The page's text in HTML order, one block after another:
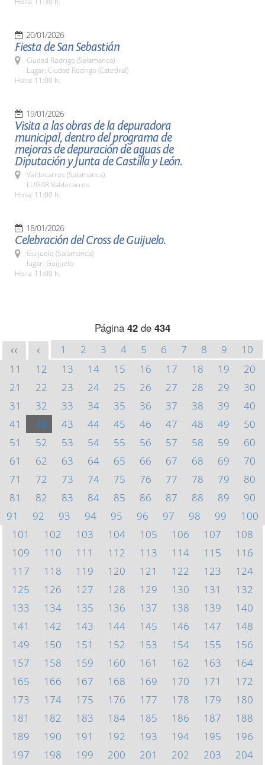
20/01/2026
Fiesta de San Sebastián
Ciudad Rodrigo (Salamanca)
Lugar: Ciudad Rodrigo (Catedral)
Hora: 11:00 h.
19/01/2026
Visita a las obras de la depuradora
municipal, dentro del programa de
mejoras de depuración de aguas de
Diputación y Junta de Castilla y León.
Valdecarros (Salamanca)
LUGAR Valdecarros
Hora: 11:00 h.
18/01/2026
Celebración del Cross de Guijuelo.
Guijuelo (Salamanca)
lugar: Guijuelo
Hora: 11:00 h.
Página 42 de 434
<< < 1 2 3 4 5 6 7 8 9
10
11
12 13 14 15 16 17 18 19
20
21
22 23 24 25 26 27 28 29
30
31
32 33 34 35 36 37 38 39
40
41
42 43 44 45 46 47 48 49
50
51
52 53 54 55 56 57 58 59
60
61
62 63 64 65 66 67 68 69
70
71
72 73 74 75 76 77 78 79
80
81
82 83 84 85 86 87 88 89
90
91
92 93 94 95 96 97 98 99
100
101
102 103 104 105 106 107
108
109
110 111 112 113 114 115
116
117
118 119 120 121 122 123
124
125
126 127 128 129 130 131
132
133
134 135 136 137 138 139
140
141
142 143 144 145 146 147
148
149
150 151 152 153 154 155
156
157
158 159 160 161 162 163
164
165
166 167 168 169 170 171
172
173
174 175 176 177 178 179
180
181
182 183 184 185 186 187
188
189
190 191 192 193 194 195
196
197
198 199 200 201 202 203
204